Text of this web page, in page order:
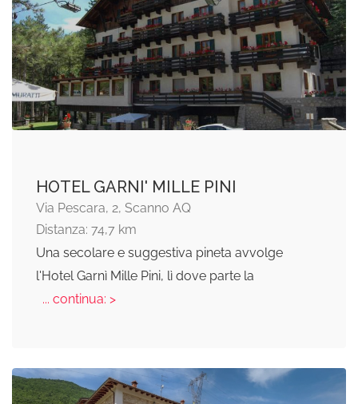
HOTEL GARNI' MILLE PINI
Via Pescara, 2, Scanno AQ
Distanza: 74,7 km
Una secolare e suggestiva pineta avvolge
l'Hotel Garnì Mille Pini, lì dove parte la
... continua: >